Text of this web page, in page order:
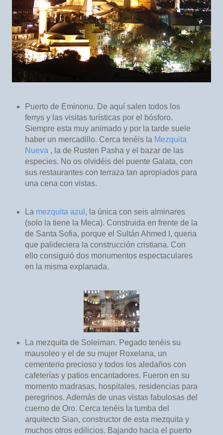
Puerto de Eminonu. De aquí salen todos los
ferrys y las visitas turísticas por el bósforo.
Siempre esta muy animado y por la tarde suele
haber un mercadillo. Cerca tenéis la Mezquita
Nueva , la de Rusten Pasha y el bazar de las
especies. No os olvidéis del puente Galata, con
sus restaurantes con terraza tan apropiados para
una cena con vistas.
La mezquita azul , la única con seis alminares
(solo la tiene la Meca). Construida en frente de la
de Santa Sofia, porque el Sultán Ahmed I, queria
que palideciera la construcción cristiana. Con
ello consiguió dos monumentos espectaculares
en la misma explanada.
La mezquita de Soleiman. Pegado tenéis su
mausoleo y el de su mujer Roxelana, un
cementerio precioso y todos los aledaños con
cafeterías y patios encantadores. Fueron en su
momento madrasas, hospitales, residencias para
peregrinos. Además de unas vistas fabulosas del
cuerno de Oro. Cerca tenéis la tumba del
arquitecto Sian, constructor de esta mezquita y
muchos otros edilicios. Bajando hacia el puerto